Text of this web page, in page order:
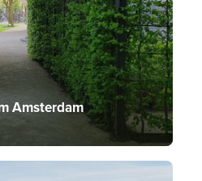
Amsterdam